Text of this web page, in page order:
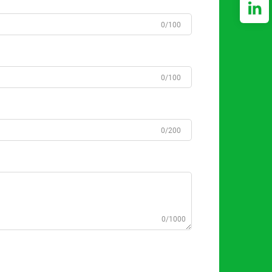
0/100
0/100
0/200
0/1000